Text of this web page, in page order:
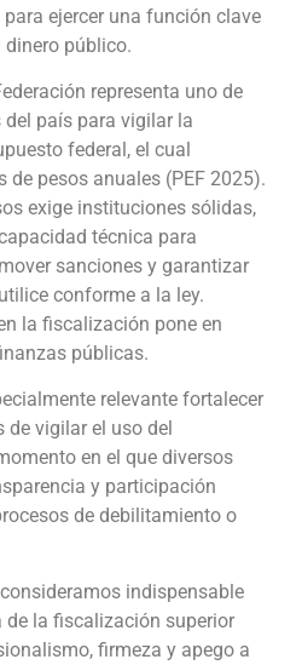
ejercer una función clave
dinero público.
representa uno de
país para vigilar la
federal, el cual
de pesos anuales (PEF 2025).
exige instituciones sólidas,
técnica para
sanciones y garantizar
conforme a la ley.
la fiscalización pone en
públicas.
relevante fortalecer
de vigilar el uso del
en el que diversos
y participación
de debilitamiento o
indispensable
la fiscalización superior
firmeza y apego a